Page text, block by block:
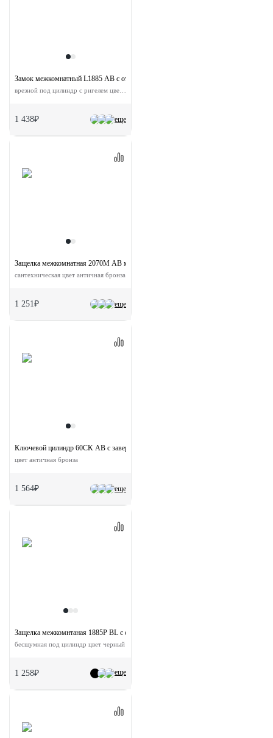
еще
Замок межкомнатный L1885 AB с ответной планкой
1 438₽
еще
Защелка межкомнатная 2070M AB магнитная с ответной планкой
сантехническая цвет античная бронза
1 251₽
еще
Ключевой цилиндр 60CK AB с заверткой (60мм)
цвет античная бронза
1 564₽
еще
Защелка межкомнтаная 1885P BL с ответной планкой
бесшумная под цилиндр цвет черный
1 258₽